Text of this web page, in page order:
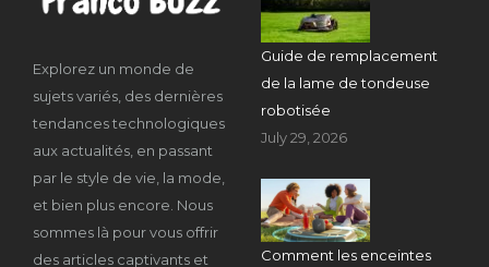
Explorez un monde de
sujets variés, des dernières
tendances technologiques
aux actualités, en passant
par le style de vie, la mode,
et bien plus encore. Nous
sommes là pour vous offrir
des articles captivants et
Guide de remplacement
de la lame de tondeuse
robotisée
July 29, 2026
Comment les enceintes